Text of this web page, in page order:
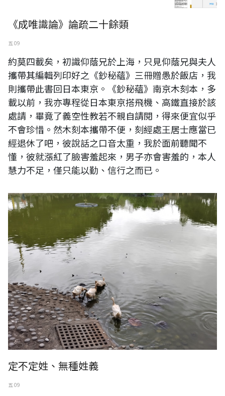
《成唯識論》論疏二十餘類
五 09
約莫四載矣，初識仰蔭兄於上海，只見仰蔭兄與夫人
攜帶其編輯列印好之《鈔秘蘊》三冊贈愚於飯店，我
則攜帶此書回日本東京。《鈔秘蘊》南京木刻本，多
載以前，我亦專程從日本東京搭飛機、高鐵直接於該
處請，畢竟了義空性教若不親自請閱，得來便宜似乎
不會珍惜。然木刻本攜帶不便，刻經處王居士應當已
經退休了吧，彼說話之口音太重，我於面前聽聞不
懂，彼就漲紅了臉害羞起來，男子亦會害羞的，本人
慧力不足，僅只能以勤、信行之而已。
定不定姓、無種姓義
五 09